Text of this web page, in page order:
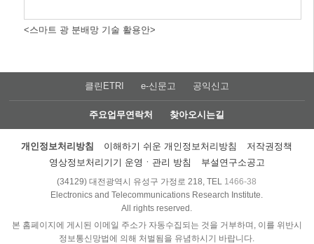
<스마트 광 분배망 기술 활용안>
클린ETRI e-신문고 공익신고
주요업무연락처 찾아오시는길
개인정보처리방침 이해하기 쉬운 개인정보처리방침
저작권정책
영상정보처리기기 운영ㆍ관리 방침
부설연구소공고
(34129) 대전광역시 유성구 가정로 218, TEL 1466-38
Electronics and Telecommunications Research Institute.
All rights reserved.
본 홈페이지에 게시된 이메일 주소가 자동수집되는 것을 거부하며, 이를 위반시
정보통신망법에 의해 처벌됨을 유념하시기 바랍니다.